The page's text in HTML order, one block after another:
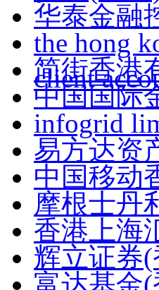
华泰金融
the hong
client
简街香港
中国国际
infogrid
易方达资
中国移动
摩根士丹
香港上海
辉立证券
富达基金